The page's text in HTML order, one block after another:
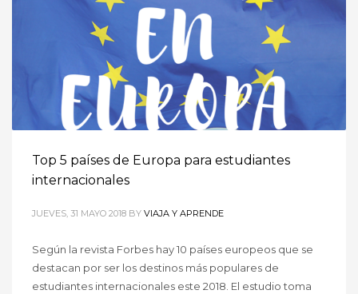
Top 5 países de Europa para estudiantes
internacionales
JUEVES, 31 MAYO 2018 BY VIAJA Y APRENDE
Según la revista Forbes hay 10 países europeos que se
destacan por ser los destinos más populares de
estudiantes internacionales este 2018. El estudio toma